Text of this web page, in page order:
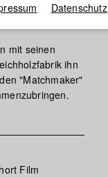
mit seinen
ihn
"Matchmaker"
Film
Datenschutz